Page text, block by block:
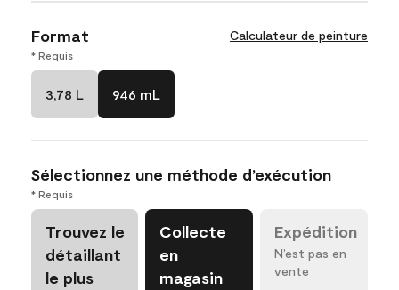
Format Calculateur de peinture
* Requis
3,78 L 946 mL
Sélectionnez une méthode d’exécution
* Requis
Trouvez le
détaillant
le plus
Collecte
en
magasin
Expédition
N’est pas en
vente